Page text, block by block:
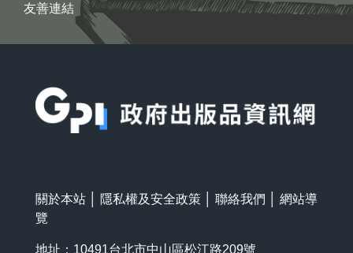
友善連結
關於本站 隱私權及安全政策 聯絡我們
網站導
覽
地址：10491台北市中山區松江路209號